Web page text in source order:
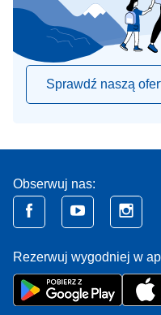
Sprawdź naszą
Obserwuj nas:
Rezerwuj wygodniej w